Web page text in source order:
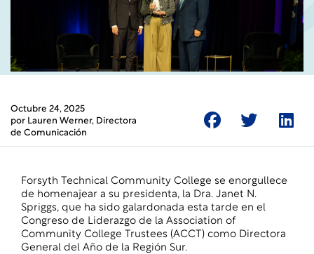
Octubre 24, 2025
por Lauren Werner, Directora
de Comunicación
Forsyth Technical Community College se enorgullece
de homenajear a su presidenta, la Dra. Janet N.
Spriggs, que ha sido galardonada esta tarde en el
Congreso de Liderazgo de la Association of
Community College Trustees (ACCT) como Directora
General del Año de la Región Sur.